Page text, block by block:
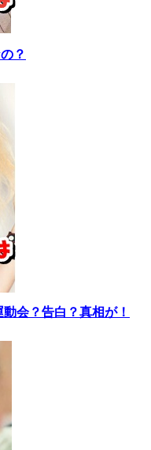
？
会？告白？真相が！